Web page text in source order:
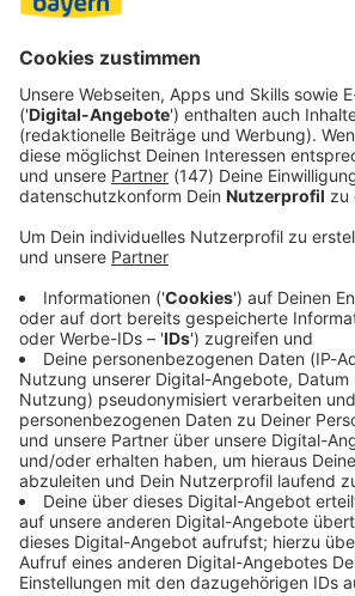
Der Waffenhändler, der dem Attentäter
Hunderten Patronen im Darknet
Immer auf dem